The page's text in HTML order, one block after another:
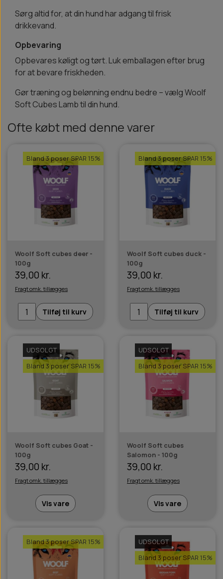
Sørg altid for, at din hund har adgang til frisk
drikkevand.
Opbevaring
Opbevares køligt og tørt. Luk emballagen efter brug
for at bevare friskheden.
Gør træning og belønning endnu bedre – vælg Woolf
Soft Cubes Lamb til din hund.
Ofte købt med denne varer
Bland 3 poser SPAR 15%
Woolf Soft cubes deer -
100g
39,00 kr.
Fragt omk. tillægges
Tilføj til kurv
Bland 3 poser SPAR 15%
Woolf Soft cubes duck -
100g
39,00 kr.
Fragt omk. tillægges
Tilføj til kurv
UDSOLGT
Bland 3 poser SPAR 15%
Woolf Soft cubes Goat -
100g
39,00 kr.
Fragt omk. tillægges
Vis vare
UDSOLGT
Bland 3 poser SPAR 15%
Woolf Soft cubes
Salomon - 100g
39,00 kr.
Fragt omk. tillægges
Vis vare
Bland 3 poser SPAR 15%
UDSOLGT
Bland 3 poser SPAR 15%